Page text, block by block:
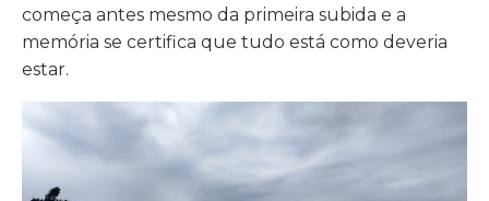
começa antes mesmo da primeira subida e a
memória se certifica que tudo está como deveria
estar.